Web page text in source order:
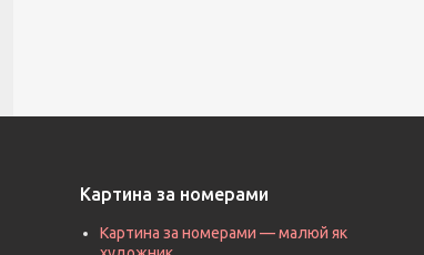
Картина за номерами
Картина за номерами — малюй як